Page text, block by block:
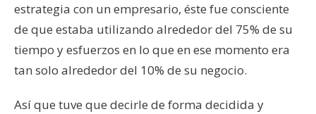
estrategia con un empresario, éste fue consciente
de que estaba utilizando alrededor del 75% de su
tiempo y esfuerzos en lo que en ese momento era
tan solo alrededor del 10% de su negocio.
Así que tuve que decirle de forma decidida y